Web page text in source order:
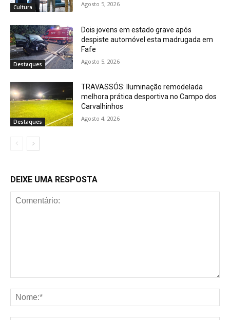
Cultura Agosto 5, 2026
Destaques
Dois jovens em estado grave após
despiste automóvel esta madrugada em
Fafe
Agosto 5, 2026
Destaques
TRAVASSÓS: Iluminação remodelada
melhora prática desportiva no Campo dos
Carvalhinhos
Agosto 4, 2026
DEIXE UMA RESPOSTA